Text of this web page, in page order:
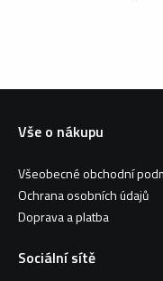
Vše o nákupu
Všeobecné obchodní
Ochrana osobních údajů
Doprava a platba
Sociální sítě